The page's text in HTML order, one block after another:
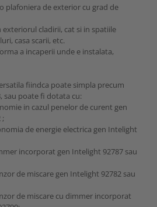
plafoniera de exterior cu grad de
cladirii, cat si in spatiile
casa scarii, etc.
a incaperii unde e instalata,
fiindca poate simpla precum
sau poate fi dotata cu:
in cazul penelor de curent gen
de energie electrica gen Intelight
incorporat gen Intelight 92787 sau
de miscare gen Intelight 92782 sau
de miscare cu dimmer incorporat